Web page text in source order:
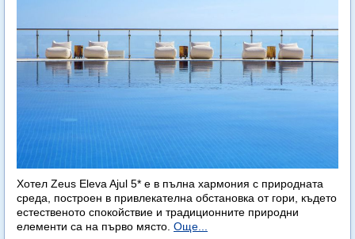
Хотел Zeus Eleva Ajul 5* е в пълна хармония с природната
среда, построен в привлекателна обстановка от гори, където
естественото спокойствие и традиционните природни
елементи са на първо място. Още...